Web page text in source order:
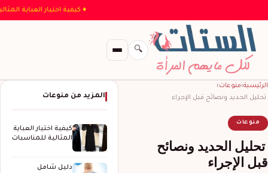
♦ كيفية اختيار
🔍
الرئيسية›منوعات›
تحليل الحديد ونصائح قبل الإجراء
منوعات
تحليل الحديد ونصائح
قبل الإجراء
المزيد من منوعات
كيفية اختيار العباية
المثالية للمناسبات
دليل شامل